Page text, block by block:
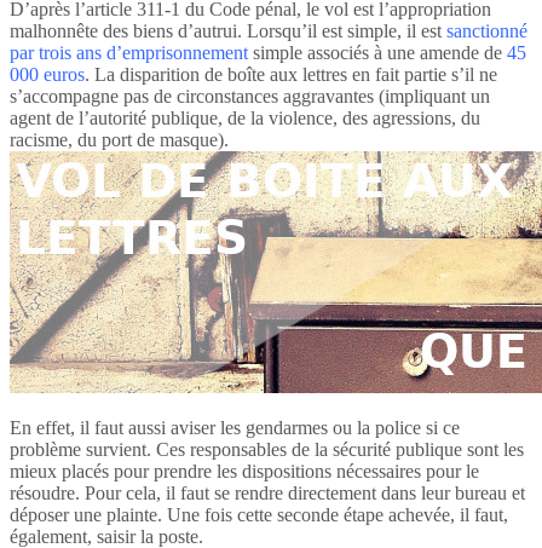
D’après l’article 311-1 du Code pénal, le vol est l’appropriation
malhonnête des biens d’autrui. Lorsqu’il est simple, il est sanctionné
par trois ans d’emprisonnement simple associés à une amende de 45
000 euros. La disparition de boîte aux lettres en fait partie s’il ne
s’accompagne pas de circonstances aggravantes (impliquant un
agent de l’autorité publique, de la violence, des agressions, du
racisme, du port de masque).
En effet, il faut aussi aviser les gendarmes ou la police si ce
problème survient. Ces responsables de la sécurité publique sont les
mieux placés pour prendre les dispositions nécessaires pour le
résoudre. Pour cela, il faut se rendre directement dans leur bureau et
déposer une plainte. Une fois cette seconde étape achevée, il faut,
également, saisir la poste.